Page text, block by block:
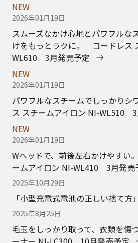
「小型充電式電池の正しい捨て方
毛玉をしっかり取って、衣類を傷
ーナー NI-LC300 10月発売予定
大量スチームで、しっかり衣類ケ
スチーム専用タイプ NI-GS420 10
2025年5月21日
コンパクトデザインで、衣類ケア
衣類スチーマー スチーム専用タ
売予定